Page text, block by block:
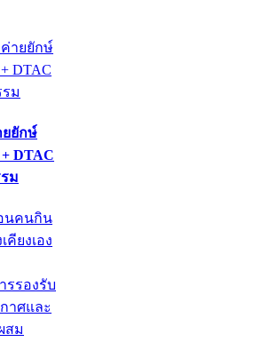
ยยักษ์
DTAC
ม